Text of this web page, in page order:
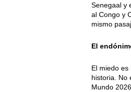
Senegaal y
al Congo y
mismo
El
El miedo
historia. No
Mundo